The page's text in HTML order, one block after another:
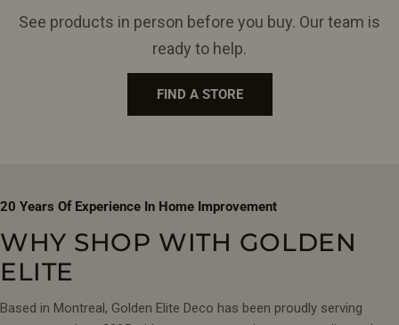
See products in person before you buy. Our team is
ready to help.
FIND A STORE
20 Years Of Experience In Home Improvement
WHY SHOP WITH GOLDEN
ELITE
Based in Montreal, Golden Elite Deco has been proudly serving